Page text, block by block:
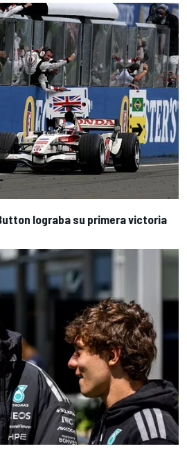
lograba su primera victoria